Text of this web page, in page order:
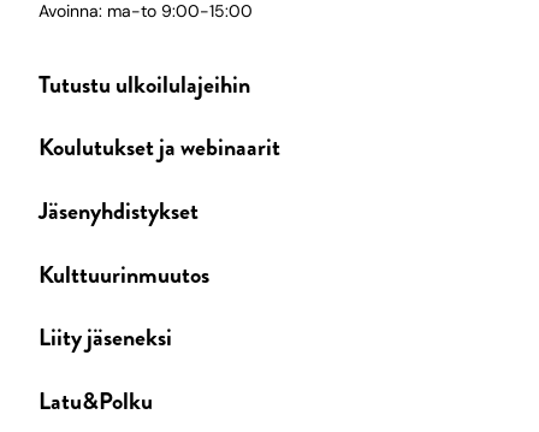
Avoinna: ma-to 9:00-15:00
Tutustu ulkoilulajeihin
Koulutukset ja webinaarit
Jäsenyhdistykset
Kulttuurinmuutos
Liity jäseneksi
Latu&Polku